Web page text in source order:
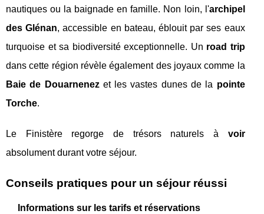
nautiques ou la baignade en famille. Non loin, l'archipel
des Glénan, accessible en bateau, éblouit par ses eaux
turquoise et sa biodiversité exceptionnelle. Un road trip
dans cette région révèle également des joyaux comme la
Baie de Douarnenezet les vastes dunes de la pointe
Torche.
Le Finistère regorge de trésors naturels à voir
absolument durant votre séjour.
Conseils pratiques pour un séjour réussi
Informations sur les tarifs et réservations